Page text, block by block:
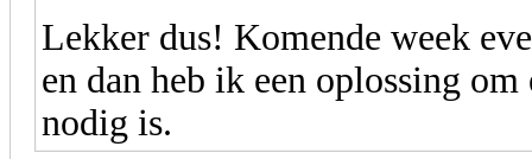
Lekker dus! Komende week
en dan heb ik een oplossing
nodig is.